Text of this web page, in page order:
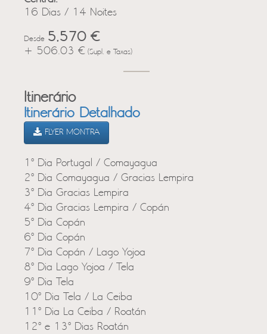
16 Dias / 14 Noites
Desde 5,570 €
+ 506.03 € (Supl. e Taxas)
Itinerário
Itinerário Detalhado
FLYER MONTRA
1º Dia Portugal / Comayagua
2º Dia Comayagua / Gracias Lempira
3º Dia Gracias Lempira
4º Dia Gracias Lempira / Copán
5º Dia Copán
6º Dia Copán
7º Dia Copán / Lago Yojoa
8º Dia Lago Yojoa / Tela
9º Dia Tela
10º Dia Tela / La Ceiba
11º Dia La Ceiba / Roatán
12º e 13º Dias Roatán